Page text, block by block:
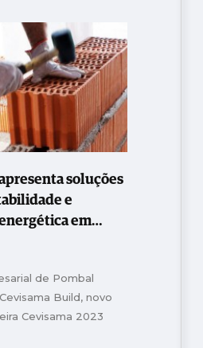
soluções
e
em
de Pombal
Build, novo
Cevisama 2023